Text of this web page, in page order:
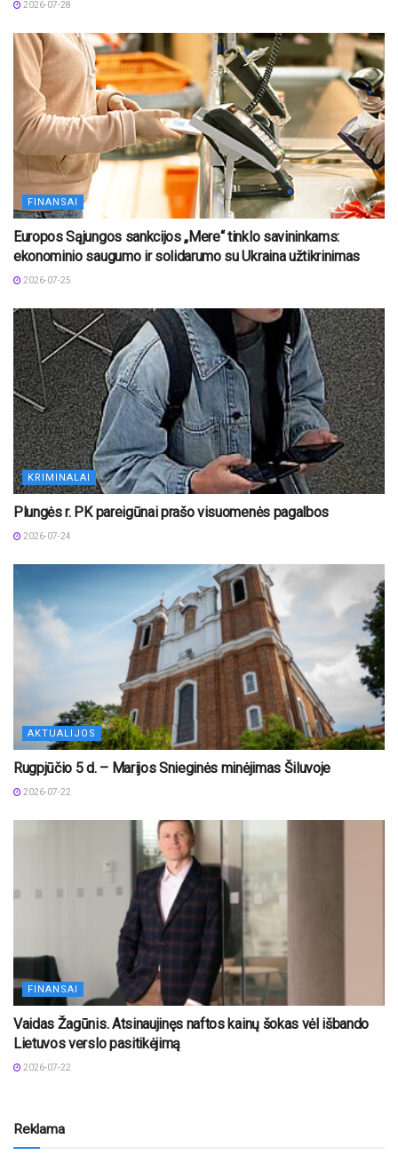
2026-07-28
FINANSAI
Europos Sąjungos sankcijos „Mere“ tinklo savininkams:
ekonominio saugumo ir solidarumo su Ukraina užtikrinimas
2026-07-25
KRIMINALAI
Plungės r. PK pareigūnai prašo visuomenės pagalbos
2026-07-24
AKTUALIJOS
Rugpjūčio 5 d. – Marijos Snieginės minėjimas Šiluvoje
2026-07-22
FINANSAI
Vaidas Žagūnis. Atsinaujinęs naftos kainų šokas vėl išbando
Lietuvos verslo pasitikėjimą
2026-07-22
Reklama